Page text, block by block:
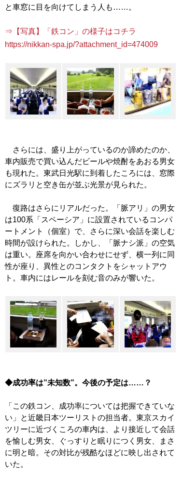
と車窓に目を向けてしまう人も……。
⇒【写真】「鉄コン」の様子はコチラ
https://nikkan-spa.jp/?attachment_id=474009
さらには、盛り上がっているのか諦めたのか、
車内販売で買い込んだビールや焼酎をあおる男女
も現れた。東武日光駅に到着したころには、窓際
にズラリと空き缶が並ぶ光景が見られた。
復路はさらにリアルだった。「脈アリ」の男女
は100系「スペーシア」に設置されているコンパ
ートメント（個室）で、さらに深い会話を楽しむ
時間が設けられた。しかし、「脈ナシ派」の空気
は重い。座席を向かい合わせにせず、横一列に同
性が座り、異性とのコンタクトをシャットアウ
ト。車内にはレールを刻む音のみが響いた。
◆成功率は”未知数”。今後の予定は……？
「この鉄コン、成功率については把握できていな
い」と近畿日本ツーリストの担当者。東京スカイ
ツリーに近づくころの車内は、より接近して会話
を愉しむ男女、ぐっすりと眠りにつく男女、まさ
に明と暗。その対比が残酷なほどに映し出されて
いた。